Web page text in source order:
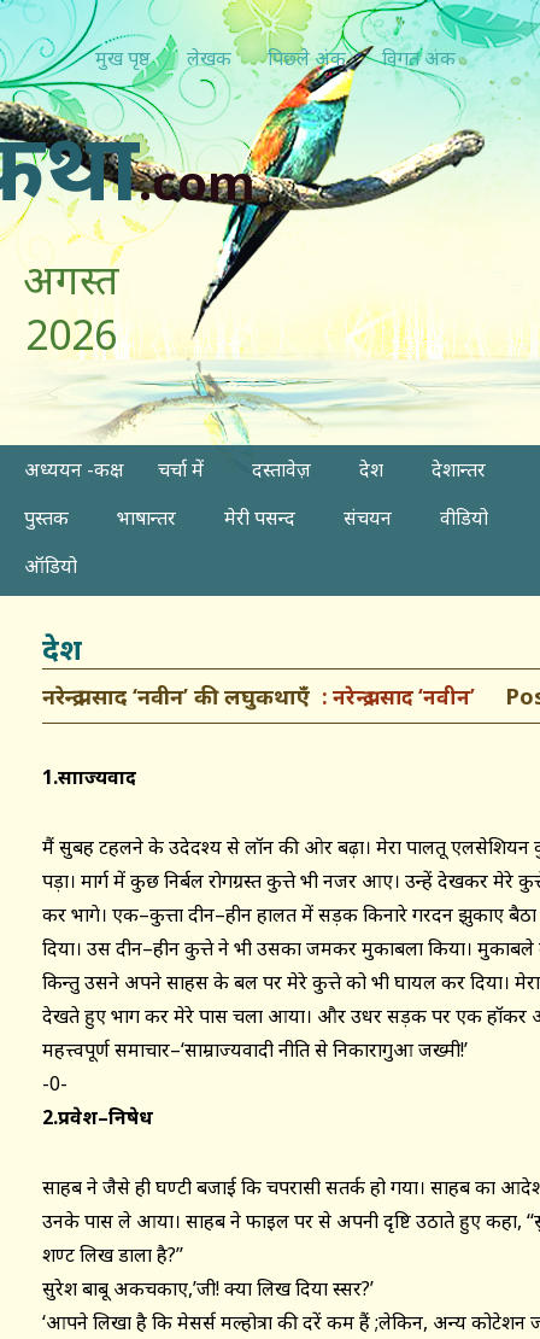
मुख पृष्ठ लेखक पिछ्ले अंक विगत अंक
.com
अगस्त
2026
अध्ययन -कक्ष चर्चा में दस्तावेज़ देश
देशान्तर
पुस्तक
भाषान्तर मेरी पसन्द संचयन
वीडियो
ऑडियो
देश
नरेन्द्र प्रसाद ‘नवीन’ की लघुकथाएँ नरेन्द्र प्रसाद ‘नवीन’
1.साम्राज्यवाद
मैं सुबह टहलने के उदेदश्य से लॉन की ओर बढ़ा। मेरा पालतू एलसेशियन
पड़ा। मार्ग में कुछ निर्बल रोगग्रस्त कुत्ते भी नजर आए। उन्हें देखकर मेरे
कर भागे। एक–कुत्ता दीन–हीन हालत में सड़क किनारे गरदन झुकाए
दिया। उस दीन–हीन कुत्ते ने भी उसका जमकर मुकाबला किया। मुकाबले
किन्तु उसने अपने साहस के बल पर मेरे कुत्ते को भी घायल कर दिया। मेरा
देखते हुए भाग कर मेरे पास चला आया। और उधर सड़क पर एक हॉकर
महत्त्वपूर्ण समाचार–‘साम्राज्यवादी नीति से निकारागुआ जख्मी!’
-0-
2.प्रवेश–निषेध
साहब ने जैसे ही घण्टी बजाई कि चपरासी सतर्क हो गया। साहब का
उनके पास ले आया। साहब ने फाइल पर से अपनी दृष्टि उठाते हुए कहा,
शण्ट लिख डाला है?’’
सुरेश बाबू अकचकाए,’जी! क्या लिख दिया स्सर?’
‘आपने लिखा है कि मेसर्स मल्होत्रा की दरें कम हैं ;लेकिन, अन्य कोटेशन